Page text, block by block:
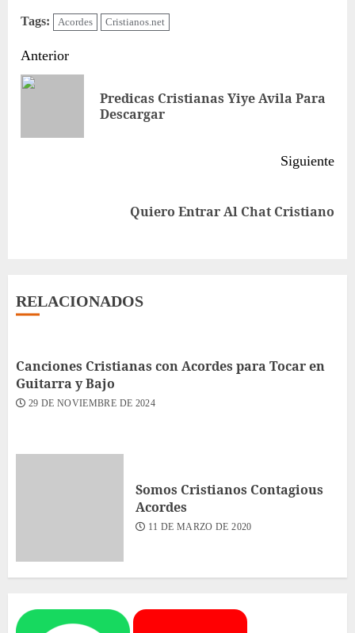
Tags: Acordes Cristianos.net
Sigue
leyendo
Anterior
Predicas Cristianas Yiye Avila Para
Descargar
Siguiente
Quiero Entrar Al Chat Cristiano
RELACIONADOS
Canciones Cristianas con Acordes para Tocar en
Guitarra y Bajo
29 DE NOVIEMBRE DE 2024
Somos Cristianos Contagious
Acordes
11 DE MARZO DE 2020